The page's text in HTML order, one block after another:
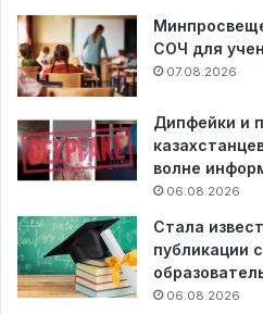
СОЧ для
07.08.2026
Дипфейки и
волне
06.08.2026
Стала
публикации
06.08.2026